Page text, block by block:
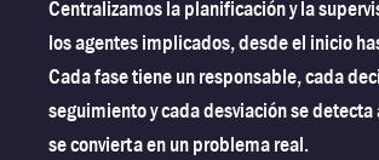
Centralizamos la planificación y la
los agentes implicados, desde el inicio
Cada fase tiene un responsable, cada
seguimiento y cada desviación se
se convierta en un problema real.